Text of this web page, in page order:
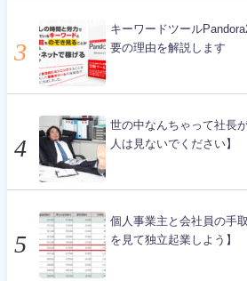
キーワードツール
要の理由を解説します
世の中なんちゃって社長
人は見ないでください】
個人事業主と会社員の手
を見て独立起業しよう】